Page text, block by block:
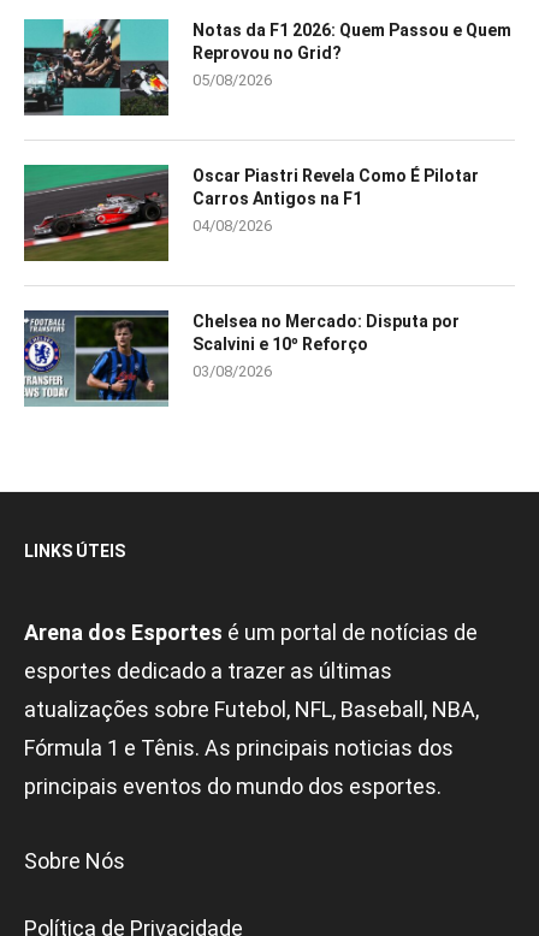
Notas da F1 2026: Quem Passou e Quem
Reprovou no Grid?
05/08/2026
Oscar Piastri Revela Como É Pilotar
Carros Antigos na F1
04/08/2026
Chelsea no Mercado: Disputa por
Scalvini e 10º Reforço
03/08/2026
LINKS ÚTEIS
Arena dos Esportes é um portal de notícias de
esportes dedicado a trazer as últimas
atualizações sobre Futebol, NFL, Baseball, NBA,
Fórmula 1 e Tênis. As principais noticias dos
principais eventos do mundo dos esportes.
Sobre Nós
Política de Privacidade